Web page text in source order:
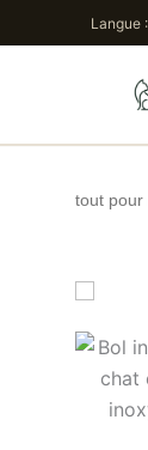
Langue
au
tout pour